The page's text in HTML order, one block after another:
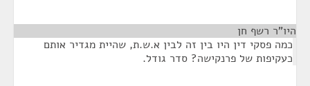
היו"ר רשף חן
כמה פסקי דין היו בין זה לבין א.ש.ת, שהיית מגדיר אותם
כעקיפות של פרנקישה? סדר גודל.